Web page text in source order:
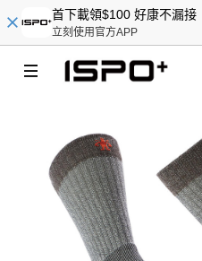
首下載領$100 好康不漏接
立刻使用官方APP